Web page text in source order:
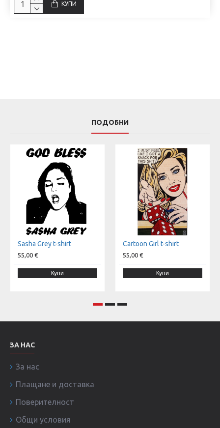
КУПИ
ПОДОБНИ
Sasha Grey t-shirt
55,00 €
Купи
Cartoon Girl t-shirt
55,00 €
Купи
ЗА НАС
За нас
Плащане и доставка
Поверителност
Общи условия